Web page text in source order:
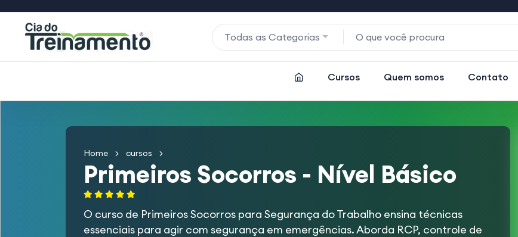
Todas as Categorias
Cursos Quem somos Contato
Home cursos
Primeiros Socorros - Nível Básico
O curso de Primeiros Socorros para Segurança do Trabalho ensina técnicas
essenciais para agir com segurança em emergências. Aborda RCP, controle de